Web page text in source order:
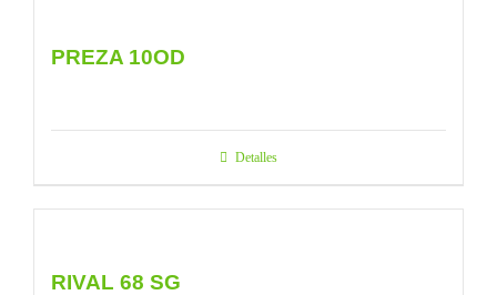
PREZA 10OD
Detalles
RIVAL 68 SG